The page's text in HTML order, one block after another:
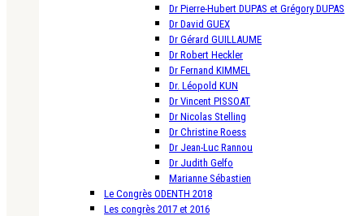
Dr Pierre-Hubert DUPAS et Grégory DUPAS
Dr David GUEX
Dr Gérard GUILLAUME
Dr Robert Heckler
Dr Fernand KIMMEL
Dr. Léopold KUN
Dr Vincent PISSOAT
Dr Nicolas Stelling
Dr Christine Roess
Dr Jean-Luc Rannou
Dr Judith Gelfo
Marianne Sébastien
Le Congrès ODENTH 2018
Les congrès 2017 et 2016